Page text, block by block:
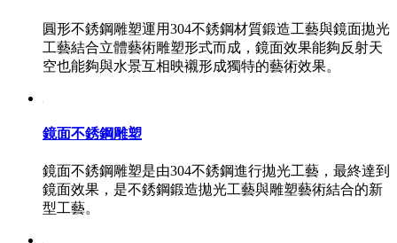
圓形不銹鋼雕塑運用304不銹鋼材質鍛造工藝與鏡面拋光
工藝結合立體藝術雕塑形式而成，鏡面效果能夠反射天
空也能夠與水景互相映襯形成獨特的藝術效果。
鏡面不銹鋼雕塑
鏡面不銹鋼雕塑是由304不銹鋼進行拋光工藝，最終達到
鏡面效果，是不銹鋼鍛造拋光工藝與雕塑藝術結合的新
型工藝。